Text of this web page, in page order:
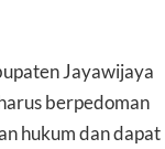
Jayawijaya
berpedoman
hukum dan dapat